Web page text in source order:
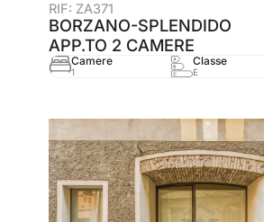
RIF: ZA371
BORZANO-SPLENDIDO
APP.TO 2 CAMERE
Camere
1
Classe
E